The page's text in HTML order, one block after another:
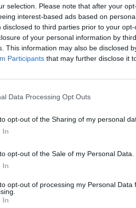
selection. Please note that after your
interest-based ads based on
disclosed to third parties prior to your
of your personal information by
This information may also be disclosed
Participants that may further disclose it
Data Processing Opt Outs
opt-out of the Sharing of my personal
In
opt-out of the Sale of my Personal Data.
In
opt-out of processing my Personal Data
In